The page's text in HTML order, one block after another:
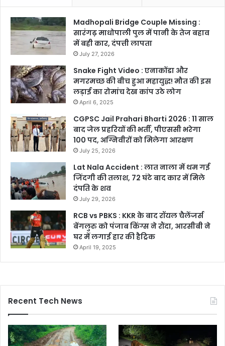
Madhopali Bridge Couple Missing :
सारंगढ़ माधोपाली पुल में पानी के तेज बहाव
में बही कार, दंपत्ती लापता
July 27, 2026
Snake Fight Video : एनाकोंडा और
मगरमच्छ की बीच हुआ महायुद्ध! मौत की इस
लड़ाई का रोमांच देख कांप उठे लोग
April 6, 2025
CGPSC Jail Prahari Bharti 2026 : 11 साल
बाद जेल प्रहरियों की भर्ती, पीएससी भरेगा
100 पद, अग्निवीरों को मिलेगा आरक्षण
July 25, 2026
Lat Nala Accident : लात नाला में थम गई
जिंदगी की तलाश, 72 घंटे बाद कार में मिले
दंपति के शव
July 29, 2026
RCB vs PBKS : KKR के बाद रॉयल चैलेंजर्स
बेंगलुरु को पंजाब किंग्स ने रौंदा, आरसीबी ने
घर में लगाई हार की हैट्रिक
April 19, 2025
Recent Tech News